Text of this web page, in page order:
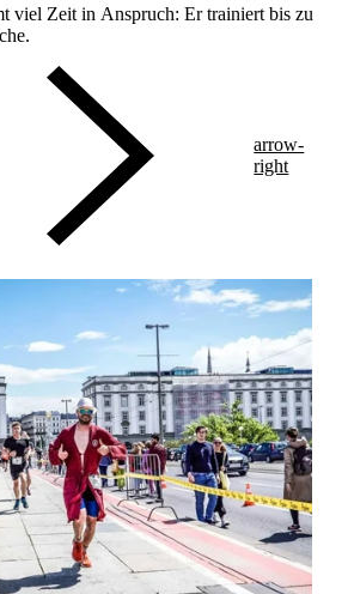
viel Zeit in Anspruch: Er trainiert bis zu
arrow-
right